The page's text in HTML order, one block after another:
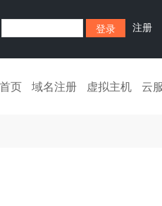
注册
首页 域名注册 虚拟主机 云